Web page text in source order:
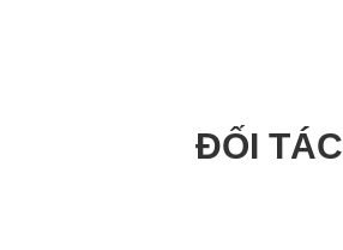
kế như một công tắc 2 và 3 dây
ĐỐI TÁC